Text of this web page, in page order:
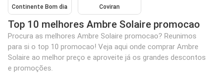
Continente Bom dia Coviran
Top 10 melhores Ambre Solaire promocao
Procura as melhores Ambre Solaire promocao? Reunimos
para si o top 10 promocao! Veja aqui onde comprar Ambre
Solaire ao melhor preço e aproveite já os grandes descontos
e promoções.